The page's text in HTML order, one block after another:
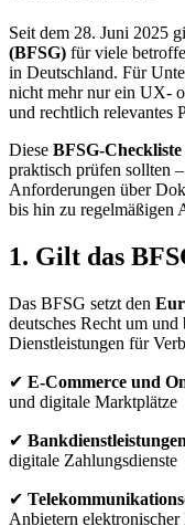
Seit dem 28. Juni 2025
(BFSG) für viele
in Deutschland. Für
nicht mehr nur ein UX-
und rechtlich relevantes
Diese BFSG-Checkliste
praktisch prüfen sollten
Anforderungen über
bis hin zu regelmäßigen
1. Gilt das
Das BFSG setzt den
deutsches Recht um
Dienstleistungen für
✔ E-Commerce und
und digitale Marktplätze
✔ Bankdienstleistungen
digitale Zahlungsdienste
✔
Anbietern